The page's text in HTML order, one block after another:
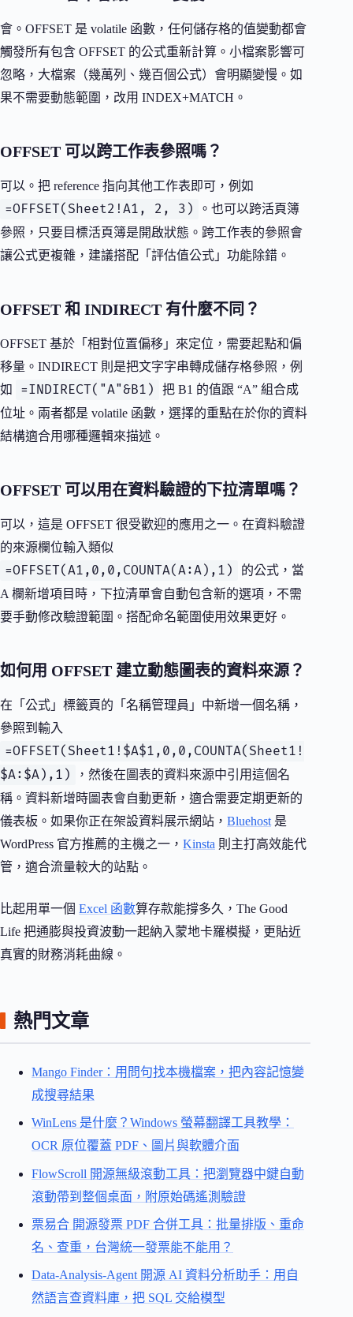
會。OFFSET 是 volatile 函數，任何儲存格的值變動都會
觸發所有包含 OFFSET 的公式重新計算。小檔案影響可
忽略，大檔案（幾萬列、幾百個公式）會明顯變慢。如
果不需要動態範圍，改用 INDEX+MATCH。
OFFSET 可以跨工作表參照嗎？
可以。把 reference 指向其他工作表即可，例如
=OFFSET(Sheet2!A1, 2, 3)
。也可以跨活頁簿
參照，只要目標活頁簿是開啟狀態。跨工作表的參照會
讓公式更複雜，建議搭配「評估值公式」功能除錯。
OFFSET 和 INDIRECT 有什麼不同？
OFFSET 基於「相對位置偏移」來定位，需要起點和偏
移量。INDIRECT 則是把文字字串轉成儲存格參照，例
如
=INDIRECT("A"&B1)
把 B1 的值跟 “A” 組合成
位址。兩者都是 volatile 函數，選擇的重點在於你的資料
結構適合用哪種邏輯來描述。
OFFSET 可以用在資料驗證的下拉清單嗎？
可以，這是 OFFSET 很受歡迎的應用之一。在資料驗證
的來源欄位輸入類似
=OFFSET(A1,0,0,COUNTA(A:A),1)
的公式，當
A 欄新增項目時，下拉清單會自動包含新的選項，不需
要手動修改驗證範圍。搭配命名範圍使用效果更好。
如何用 OFFSET 建立動態圖表的資料來源？
在「公式」標籤頁的「名稱管理員」中新增一個名稱，
參照到輸入
=OFFSET(Sheet1!$A$1,0,0,COUNTA(Sheet1!
$A:$A),1)
，然後在圖表的資料來源中引用這個名
稱。資料新增時圖表會自動更新，適合需要定期更新的
儀表板。如果你正在架設資料展示網站， Bluehost 是
WordPress 官方推薦的主機之一， Kinsta 則主打高效能代
管，適合流量較大的站點。
比起用單一個 Excel 函數算存款能撐多久，The Good
Life 把通膨與投資波動一起納入蒙地卡羅模擬，更貼近
真實的財務消耗曲線。
熱門文章
Mango Finder：用問句找本機檔案，把內容記憶變
成搜尋結果
WinLens 是什麼？Windows 螢幕翻譯工具教學：
OCR 原位覆蓋 PDF、圖片與軟體介面
FlowScroll 開源無級滾動工具：把瀏覽器中鍵自動
滾動帶到整個桌面，附原始碼遙測驗證
票易合 開源發票 PDF 合併工具：批量排版、重命
名、查重，台灣統一發票能不能用？
Data-Analysis-Agent 開源 AI 資料分析助手：用自
然語言查資料庫，把 SQL 交給模型